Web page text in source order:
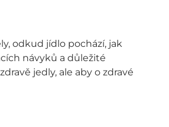
odkud jídlo pochází, jak
návyků a důležité
jedly, ale aby o zdravé